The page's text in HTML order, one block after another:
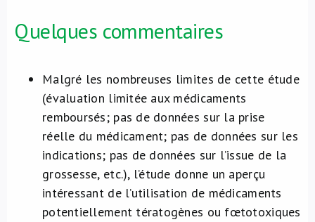
Quelques commentaires
Malgré les nombreuses limites de cette étude
(évaluation limitée aux médicaments
remboursés; pas de données sur la prise
réelle du médicament; pas de données sur les
indications; pas de données sur l’issue de la
grossesse, etc.), l’étude donne un aperçu
intéressant de l’utilisation de médicaments
potentiellement tératogènes ou fœtotoxiques